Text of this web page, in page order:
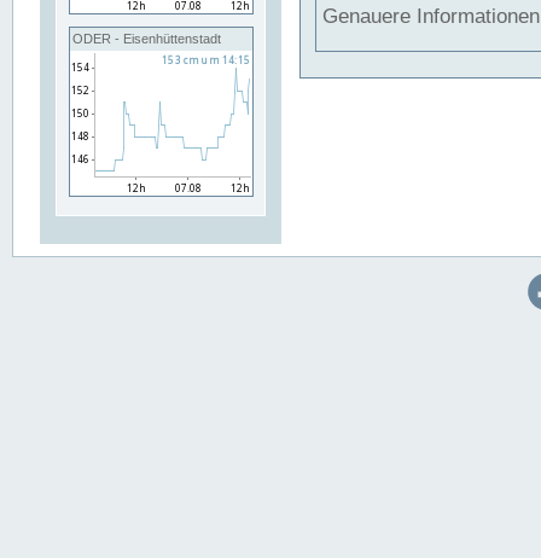
ODER - Eisenhüttenstadt
Genauere